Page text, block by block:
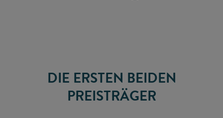
DIE ERSTEN BEIDEN
PREISTRÄGER